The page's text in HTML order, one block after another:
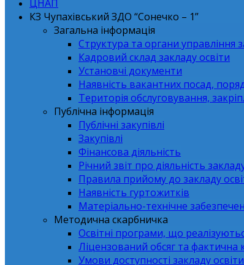
ЦНАП
КЗ Чупахівський ЗДО “Сонечко – 1”
Загальна інформація
Структура та органи управління
Кадровий склад закладу освіти
Установчі документи
Наявність вакантних посад,
Територія обслуговування,
Публічна інформація
Публічні закупівлі
Закупівлі
Фінансова діяльність
Річний звіт про діяльність
Правила прийому до закладу
Наявність гуртожитків
Матеріально-технічне
Методична скарбничка
Освітні програми, що
Ліцензований обсяг та фактична
Умови доступності закладу